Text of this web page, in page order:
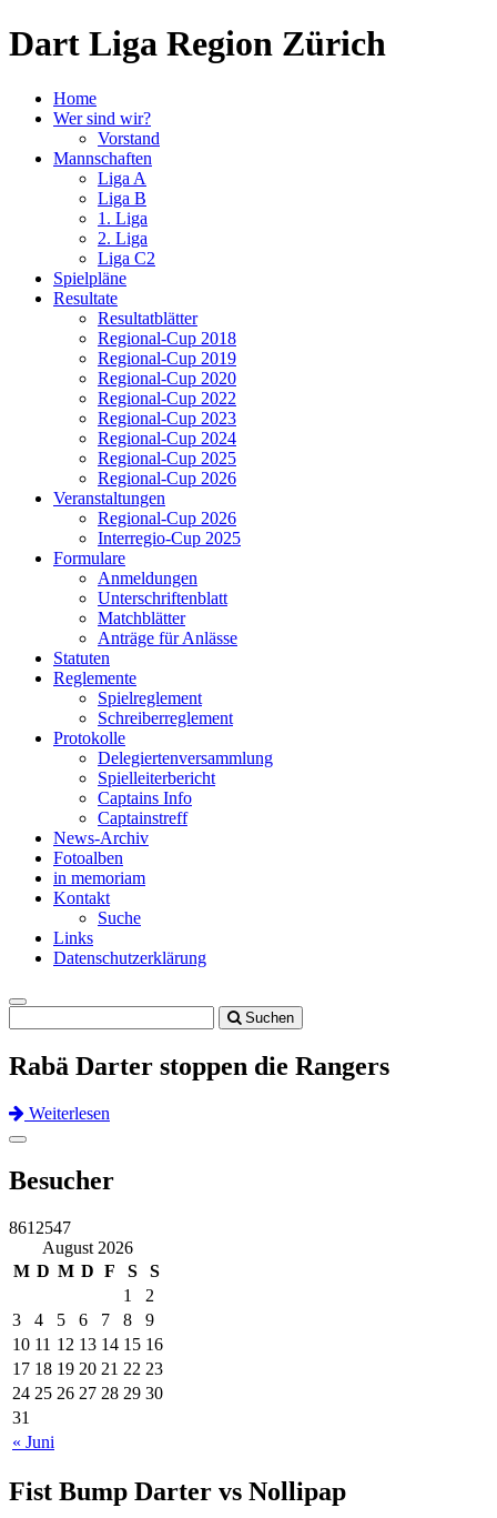
Dart Liga Region Zürich
Home
Wer sind wir?
Vorstand
Mannschaften
Liga A
Liga B
1. Liga
2. Liga
Liga C2
Spielpläne
Resultate
Resultatblätter
Regional-Cup 2018
Regional-Cup 2019
Regional-Cup 2020
Regional-Cup 2022
Regional-Cup 2023
Regional-Cup 2024
Regional-Cup 2025
Regional-Cup 2026
Veranstaltungen
Regional-Cup 2026
Interregio-Cup 2025
Formulare
Anmeldungen
Unterschriftenblatt
Matchblätter
Anträge für Anlässe
Statuten
Reglemente
Spielreglement
Schreiberreglement
Protokolle
Delegiertenversammlung
Spielleiterbericht
Captains Info
Captainstreff
News-Archiv
Fotoalben
in memoriam
Kontakt
Suche
Links
Datenschutzerklärung
Toggle
navigation
Suchen
Rabä Darter stoppen die Rangers
Weiterlesen
Previous
Next
Toggle
Besucher
8612547
August 2026
M D M D F S S
« Juni
1
2
3
4 5 6 7 8
9
10 11 12 13 14 15 16
17 18 19 20 21 22 23
24 25 26 27 28 29 30
31
Fist Bump Darter vs Nollipap